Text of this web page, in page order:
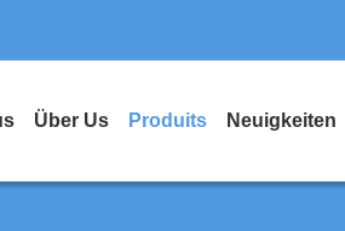
Über Us Produits Neuigkeiten